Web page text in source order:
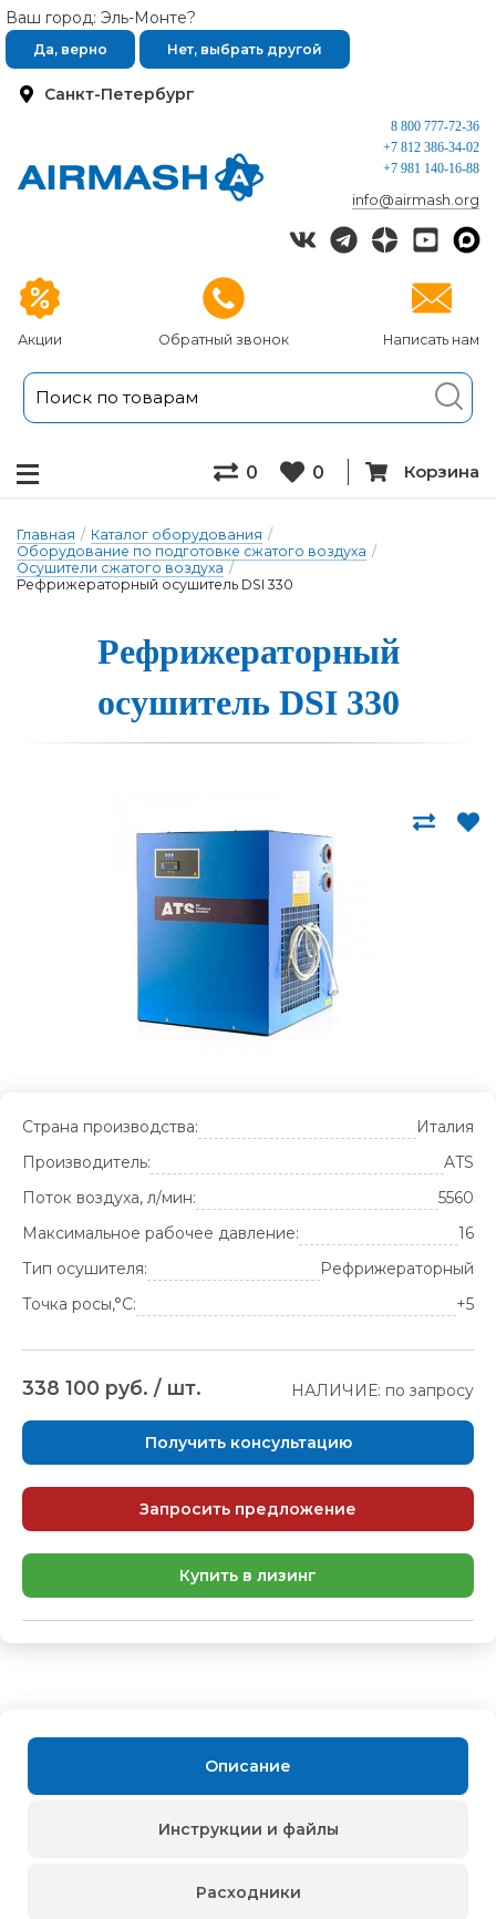
Санкт-Петербург
Ваш город: Эль-Монте?
Да, верно Нет, выбрать другой
Акции Обратный звонок Написать нам
8 800 777-72-36
+7 812 386-34-02
+7 981 140-16-88
info@airmash.org
0 0 Корзина
Главная / Каталог оборудования /
Оборудование по подготовке сжатого воздуха /
Осушители сжатого воздуха /
Рефрижераторный осушитель DSI 330
Рефриже­ра­тор­ный
о­су­ши­тель DSI 330
Страна производства:
Италия
Производитель:
ATS
Поток воздуха, л/мин:
5560
Максимальное рабочее давление:
16
Тип осушителя:
Рефрижераторный
Точка росы,°С:
+5
338 100 руб. / шт. НАЛИЧИЕ: по запросу
Получить консультацию
Запросить предложение
Купить в лизинг
Описание
Инструкции и файлы
Расходники